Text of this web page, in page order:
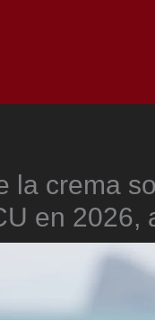
la crema
en 2026,